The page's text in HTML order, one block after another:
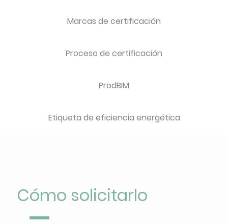
Marcas de certificación
Proceso de certificación
ProdBIM
Etiqueta de eficiencia energética
Cómo solicitarlo